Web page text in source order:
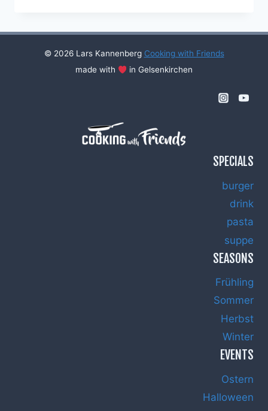
UND
KARAMELLISIERTEN
NÜSSEN
© 2026 Lars Kannenberg Cooking with Friends
made with
in Gelsenkirchen
SPECIALS
burger
drink
pasta
suppe
SEASONS
Frühling
Sommer
Herbst
Winter
EVENTS
Ostern
Halloween